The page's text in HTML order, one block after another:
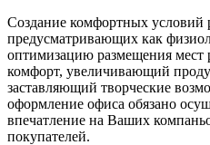
Создание комфортных условий
предусматривающих как
оптимизацию размещения мест
комфорт, увеличивающий
заставляющий творческие
оформление офиса обязано
впечатление на Ваших
покупателей.